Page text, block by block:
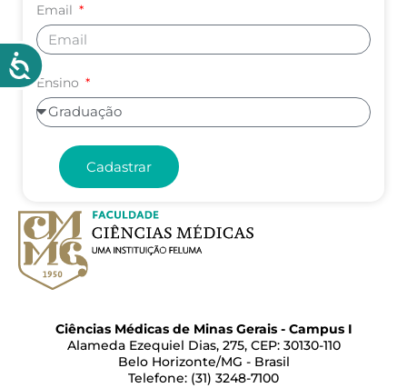
Email
Ensino
Cadastrar
Ciências Médicas de Minas Gerais - Campus I
Alameda Ezequiel Dias, 275, CEP: 30130-110
Belo Horizonte/MG - Brasil
Telefone: (31) 3248-7100